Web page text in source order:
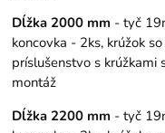
Dĺžka 2000 mm - tyč
koncovka - 2ks, krúžok
príslušenstvo s krúžkami
montáž
Dĺžka 2200 mm - tyč